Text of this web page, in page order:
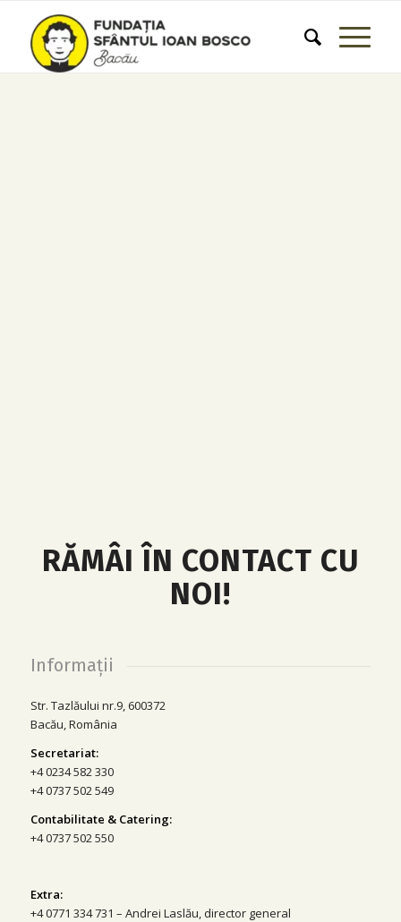
RĂMÂI ÎN CONTACT CU
NOI!
Informații
Str. Tazlăului nr.9, 600372
Bacău, România
Secretariat:
+4 0234 582 330
+4 0737 502 549
Contabilitate & Catering:
+4 0737 502 550
Extra:
+4 0771 334 731 – Andrei Laslău, director general